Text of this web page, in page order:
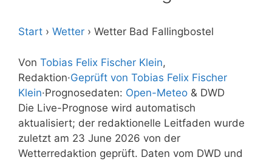
Start › Wetter › Wetter Bad Fallingbostel
Von Tobias Felix Fischer Klein,
Redaktion·Geprüft von Tobias Felix Fischer
Klein·Prognosedaten: Open-Meteo & DWD
Die Live-Prognose wird automatisch
aktualisiert; der redaktionelle Leitfaden wurde
zuletzt am 23 June 2026 von der
Wetterredaktion geprüft. Daten vom DWD und